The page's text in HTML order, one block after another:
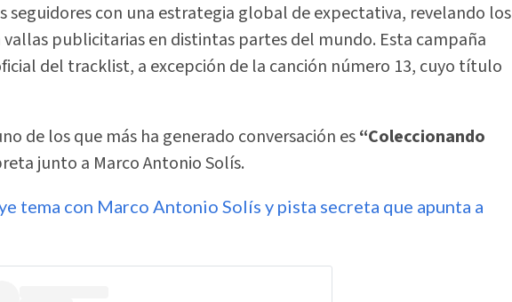
seguidores con una estrategia global de expectativa, revelando los
vallas publicitarias en distintas partes del mundo. Esta campaña
del tracklist, a excepción de la canción número 13, cuyo título
de los que más ha generado conversación es“Coleccionando
junto a Marco Antonio Solís.
tema con Marco Antonio Solís y pista secreta que apunta a